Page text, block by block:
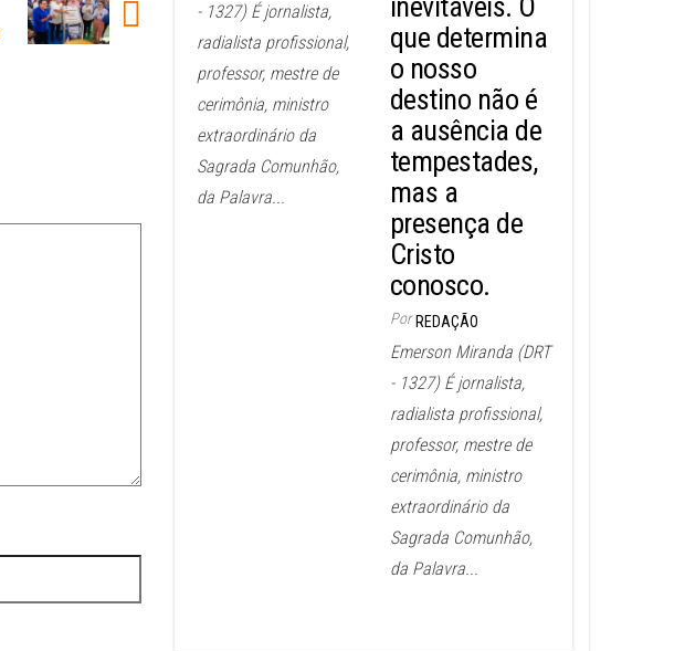
- 1327) É jornalista,
radialista profissional,
professor, mestre de
cerimônia, ministro
extraordinário da
Sagrada Comunhão,
da Palavra...
que determina
o nosso
destino não é
a ausência de
tempestades,
mas a
presença de
Cristo
conosco.
Por REDAÇÃO
Emerson Miranda (DRT
- 1327) É jornalista,
radialista profissional,
professor, mestre de
cerimônia, ministro
extraordinário da
Sagrada Comunhão,
da Palavra...